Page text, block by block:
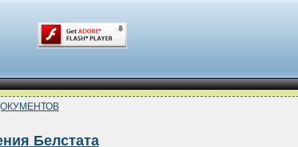
Белстата